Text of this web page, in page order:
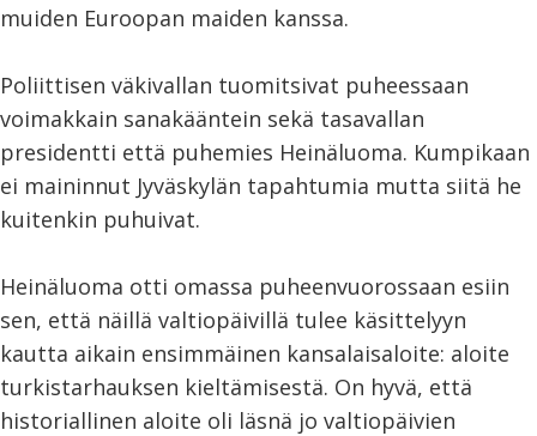
muiden Euroopan maiden kanssa.
Poliittisen väkivallan tuomitsivat puheessaan
voimakkain sanakääntein sekä tasavallan
presidentti että puhemies Heinäluoma. Kumpikaan
ei maininnut Jyväskylän tapahtumia mutta siitä he
kuitenkin puhuivat.
Heinäluoma otti omassa puheenvuorossaan esiin
sen, että näillä valtiopäivillä tulee käsittelyyn
kautta aikain ensimmäinen kansalaisaloite: aloite
turkistarhauksen kieltämisestä. On hyvä, että
historiallinen aloite oli läsnä jo valtiopäivien